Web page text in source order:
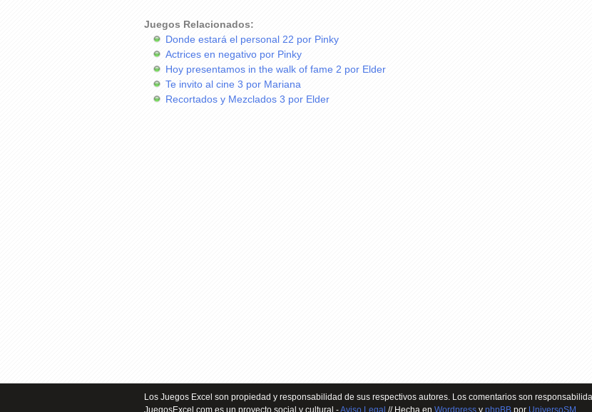
Juegos Relacionados:
Donde estará el personal 22 por Pinky
Actrices en negativo por Pinky
Hoy presentamos in the walk of fame 2 por Elder
Te invito al cine 3 por Mariana
Recortados y Mezclados 3 por Elder
Los Juegos Excel son propiedad y responsabilidad de sus respectivos autores. Los comentarios son
JuegosExcel.com es un proyecto social y cultural -Aviso Legal // Hecha en Wordpress y phpBB por UniversoSM